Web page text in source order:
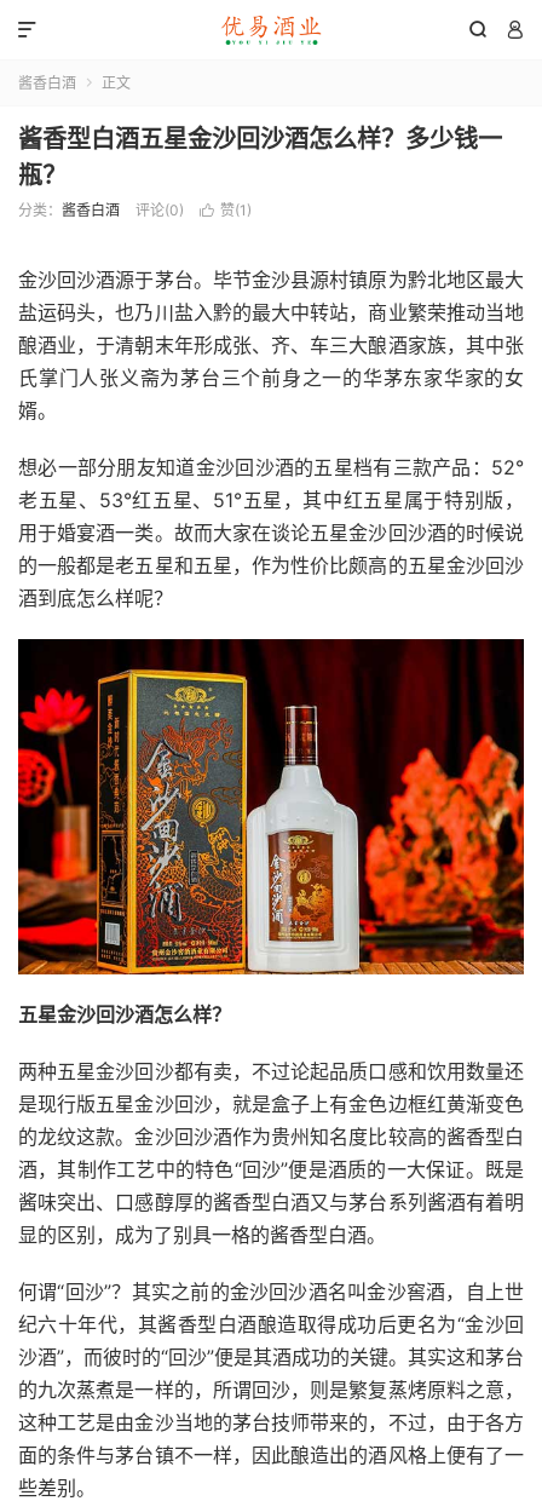
 

酱香白酒  正文
酱香型白酒五星金沙回沙酒怎么样？多少钱一
瓶？
分类： 酱香白酒 评论(0)  赞(1 )
金沙回沙酒源于茅台。毕节金沙县源村镇原为黔北地区最大
盐运码头，也乃川盐入黔的最大中转站，商业繁荣推动当地
酿酒业，于清朝末年形成张、齐、车三大酿酒家族，其中张
氏掌门人张义斋为茅台三个前身之一的华茅东家华家的女
婿。
想必一部分朋友知道金沙回沙酒的五星档有三款产品：52°
老五星、53°红五星、51°五星，其中红五星属于特别版，
用于婚宴酒一类。故而大家在谈论五星金沙回沙酒的时候说
的一般都是老五星和五星，作为性价比颇高的五星金沙回沙
酒到底怎么样呢？
五星金沙回沙酒怎么样？
两种五星金沙回沙都有卖，不过论起品质口感和饮用数量还
是现行版五星金沙回沙，就是盒子上有金色边框红黄渐变色
的龙纹这款。金沙回沙酒作为贵州知名度比较高的酱香型白
酒，其制作工艺中的特色“回沙”便是酒质的一大保证。既是
酱味突出、口感醇厚的酱香型白酒又与茅台系列酱酒有着明
显的区别，成为了别具一格的酱香型白酒。
何谓“回沙”？其实之前的金沙回沙酒名叫金沙窖酒，自上世
纪六十年代，其酱香型白酒酿造取得成功后更名为“金沙回
沙酒”，而彼时的“回沙”便是其酒成功的关键。其实这和茅台
的九次蒸煮是一样的，所谓回沙，则是繁复蒸烤原料之意，
这种工艺是由金沙当地的茅台技师带来的，不过，由于各方
面的条件与茅台镇不一样，因此酿造出的酒风格上便有了一
些差别。